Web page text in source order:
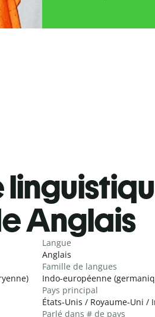
Anglais
Langue
Anglais
Famille de langues
Indo-européenne
Pays principal
États-Unis / Royaume-Uni /
Parlé dans # de pays